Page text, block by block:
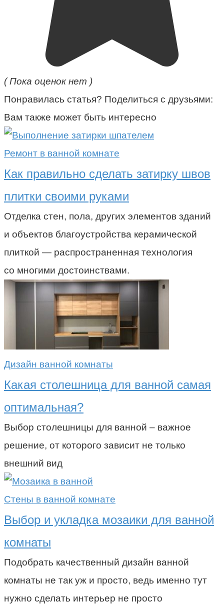
( Пока оценок нет )
Понравилась статья? Поделиться с друзьями:
Вам также может быть интересно
Ремонт в ванной комнате
Как правильно сделать затирку швов
плитки своими руками
Отделка стен, пола, других элементов зданий
и объектов благоустройства керамической
плиткой — распространенная технология
со многими достоинствами.
Дизайн ванной комнаты
Какая столешница для ванной самая
оптимальная?
Выбор столешницы для ванной – важное
решение, от которого зависит не только
внешний вид
Стены в ванной комнате
Выбор и укладка мозаики для ванной
комнаты
Подобрать качественный дизайн ванной
комнаты не так уж и просто, ведь именно тут
нужно сделать интерьер не просто